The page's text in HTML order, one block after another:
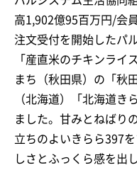
高1,902億95百万円/会
注文受付を開始したパ
「産直米のチキンライ
まち（秋田県）の「秋
（北海道）「北海道き
ました。甘みとねばり
立ちのよいきらら397
しさとふっくら感を出